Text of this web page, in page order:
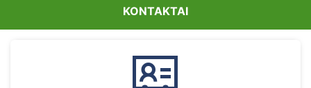
KONTAKTAI